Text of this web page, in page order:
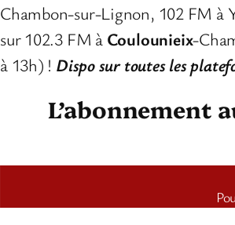
Chambon-sur-Lignon, 102 FM à
sur 102.3 FM à Coulounieix-
à 13h) ! Dispo sur toutes les
L’abonnement